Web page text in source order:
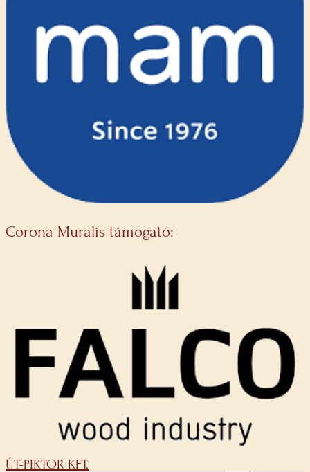
Corona Muralis támogató:
ÚT-PIKTOR KFT.